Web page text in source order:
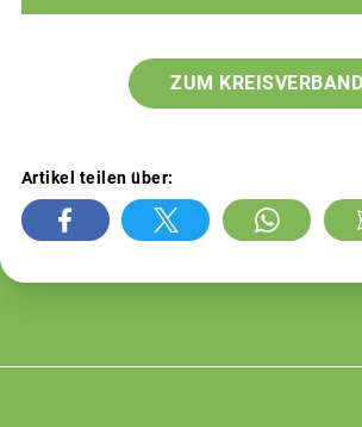
ZUM KREISVERBAND
Artikel teilen über: